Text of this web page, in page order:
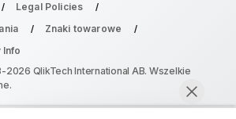
Legal Policies
Znaki towarowe
Info
QlikTech International AB. Wszelkie